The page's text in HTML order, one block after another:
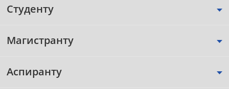
Студенту
Магистранту
Аспиранту